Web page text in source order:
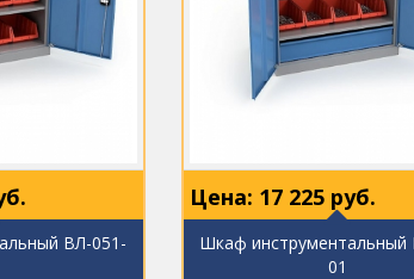
ВЛ-051-
Цена: 17 225 руб.
Шкаф инструментальный
01